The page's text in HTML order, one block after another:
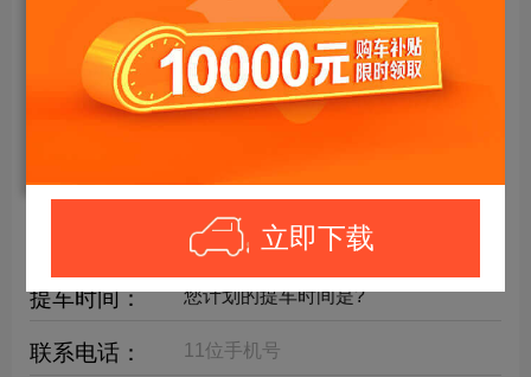
立即下载
目标车辆： 请选择欲购车辆
年限要求：
购车预算：
详细要求：
提车时间：
联系电话：